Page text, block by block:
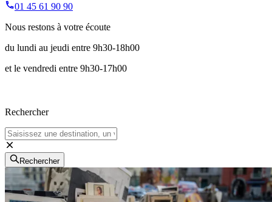
01 45 61 90 90
Nous restons à votre écoute
du lundi au jeudi entre 9h30-18h00
et le vendredi entre 9h30-17h00
Rechercher
Rechercher